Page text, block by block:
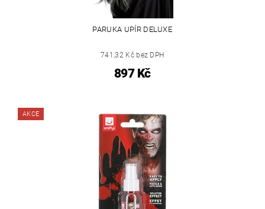
PARUKA UPÍR DELUXE
741,32 Kč bez DPH
897 Kč
AKCE